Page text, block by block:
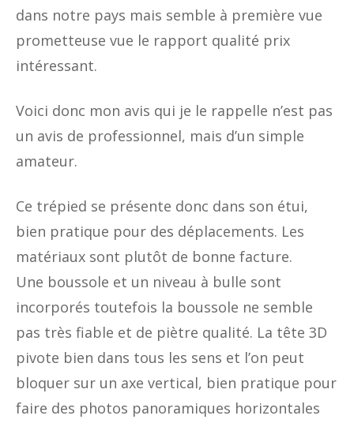
dans notre pays mais semble à première vue
prometteuse vue le rapport qualité prix
intéressant.
Voici donc mon avis qui je le rappelle n’est pas
un avis de professionnel, mais d’un simple
amateur.
Ce trépied se présente donc dans son étui,
bien pratique pour des déplacements. Les
matériaux sont plutôt de bonne facture.
Une boussole et un niveau à bulle sont
incorporés toutefois la boussole ne semble
pas très fiable et de piètre qualité. La tête 3D
pivote bien dans tous les sens et l’on peut
bloquer sur un axe vertical, bien pratique pour
faire des photos panoramiques horizontales